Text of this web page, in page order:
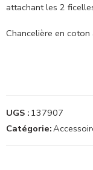
attachant les 2
Chancelière en
UGS : 137907
Catégorie: